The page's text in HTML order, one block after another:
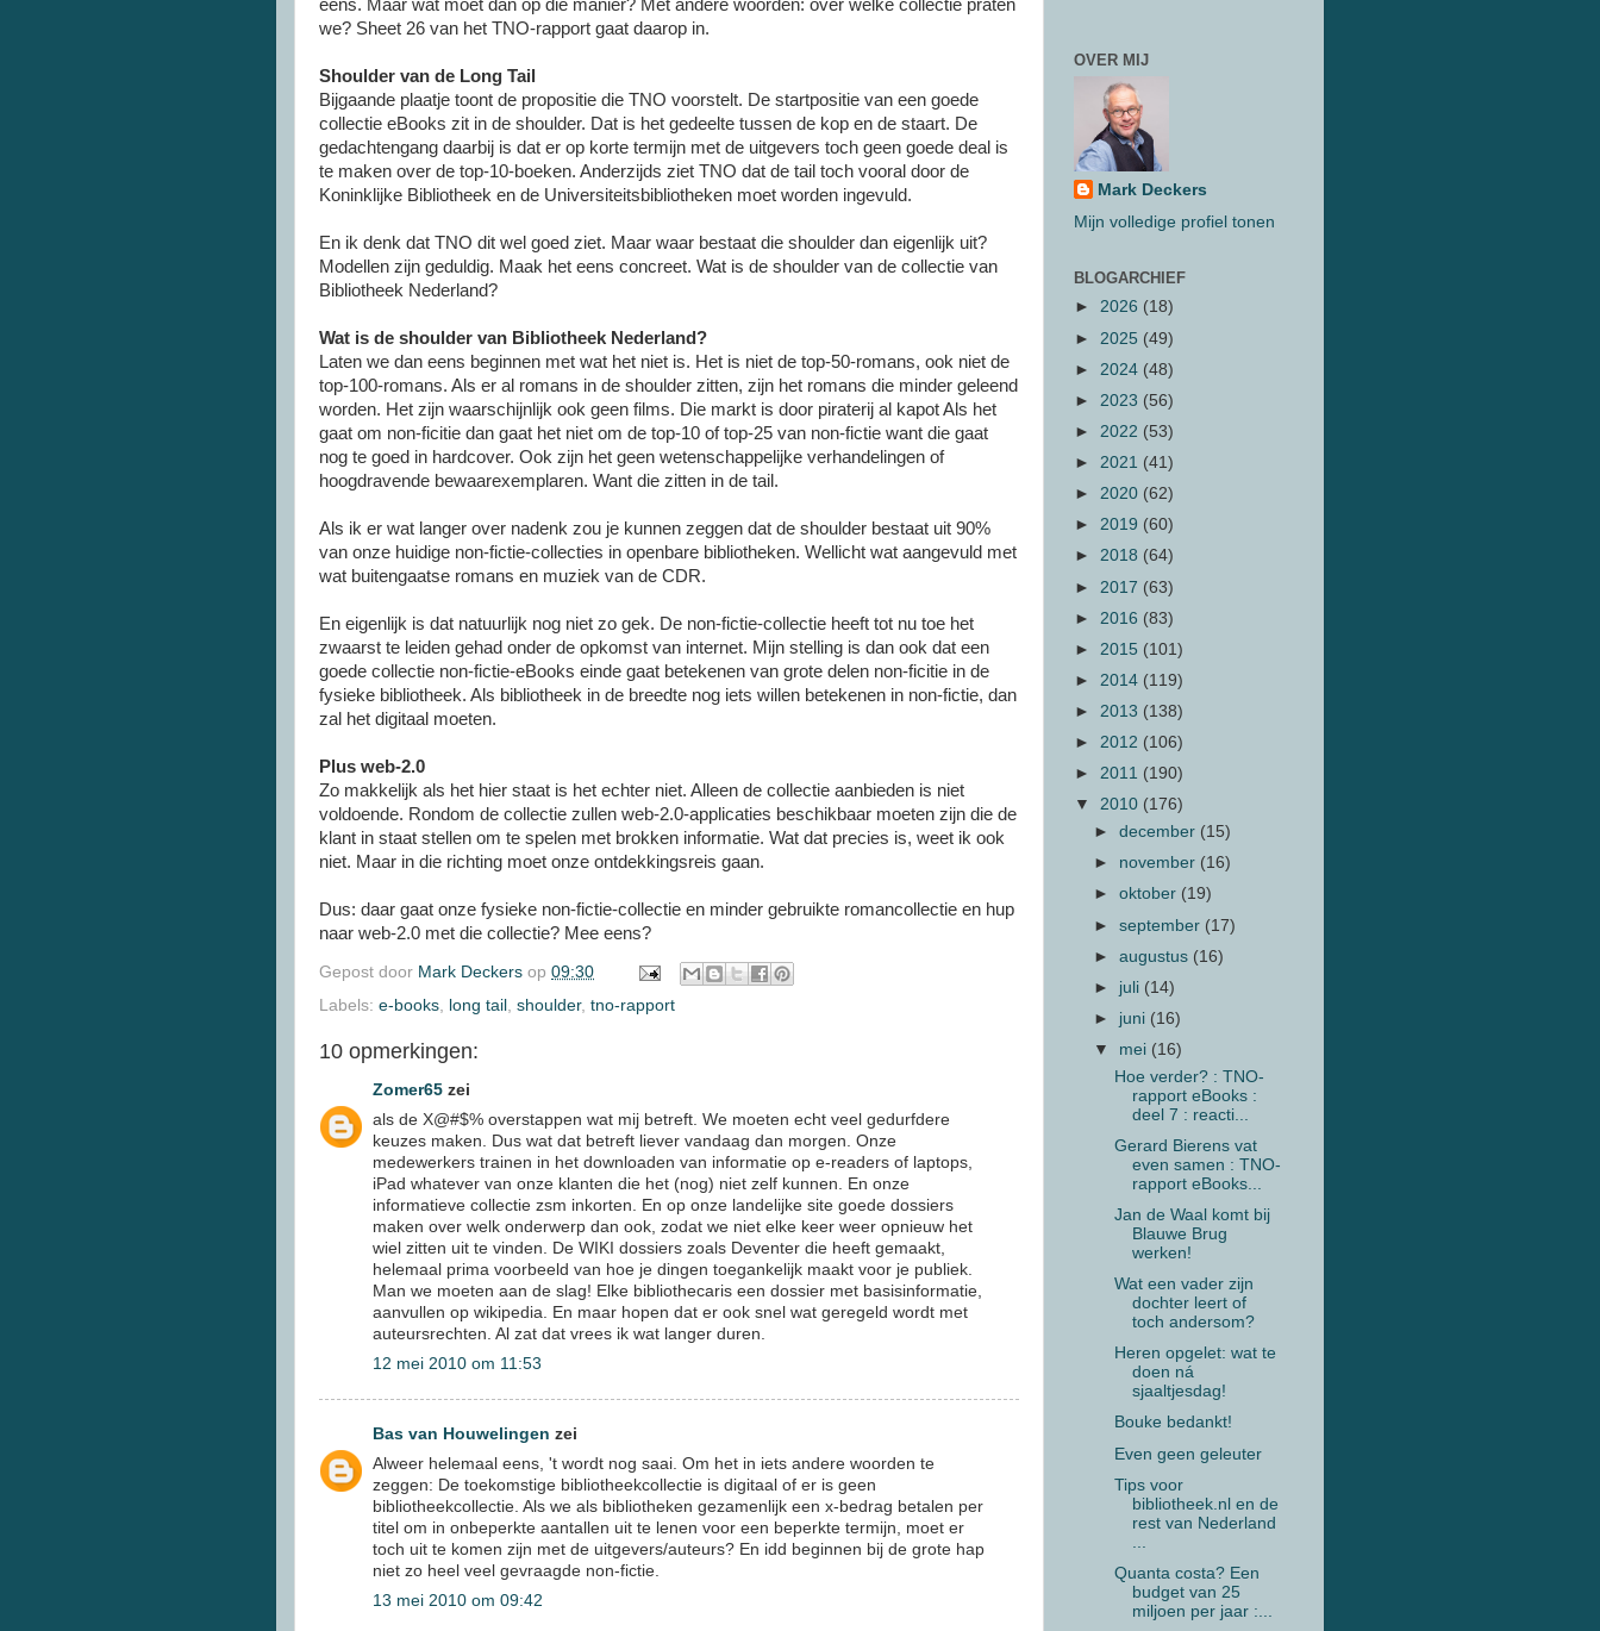
eens. Maar wát moet dan op die manier? Met andere woorden: over welke collectie praten
we? Sheet 26 van het TNO-rapport gaat daarop in.
Shoulder van de Long Tail
Bijgaande plaatje toont de propositie die TNO voorstelt. De startpositie van een goede
collectie eBooks zit in de shoulder. Dat is het gedeelte tussen de kop en de staart. De
gedachtengang daarbij is dat er op korte termijn met de uitgevers toch geen goede deal is
te maken over de top-10-boeken. Anderzijds ziet TNO dat de tail toch vooral door de
Koninklijke Bibliotheek en de Universiteitsbibliotheken moet worden ingevuld.
En ik denk dat TNO dit wel goed ziet. Maar waar bestaat die shoulder dan eigenlijk uit?
Modellen zijn geduldig. Maak het eens concreet. Wat is de shoulder van de collectie van
Bibliotheek Nederland?
Wat is de shoulder van Bibliotheek Nederland?
Laten we dan eens beginnen met wat het niet is. Het is niet de top-50-romans, ook niet de
top-100-romans. Als er al romans in de shoulder zitten, zijn het romans die minder geleend
worden. Het zijn waarschijnlijk ook geen films. Die markt is door piraterij al kapot Als het
gaat om non-ficitie dan gaat het niet om de top-10 of top-25 van non-fictie want die gaat
nog te goed in hardcover. Ook zijn het geen wetenschappelijke verhandelingen of
hoogdravende bewaarexemplaren. Want die zitten in de tail.
Als ik er wat langer over nadenk zou je kunnen zeggen dat de shoulder bestaat uit 90%
van onze huidige non-fictie-collecties in openbare bibliotheken. Wellicht wat aangevuld met
wat buitengaatse romans en muziek van de CDR.
En eigenlijk is dat natuurlijk nog niet zo gek. De non-fictie-collectie heeft tot nu toe het
zwaarst te leiden gehad onder de opkomst van internet. Mijn stelling is dan ook dat een
goede collectie non-fictie-eBooks einde gaat betekenen van grote delen non-ficitie in de
fysieke bibliotheek. Als bibliotheek in de breedte nog iets willen betekenen in non-fictie, dan
zal het digitaal moeten.
Plus web-2.0
Zo makkelijk als het hier staat is het echter niet. Alleen de collectie aanbieden is niet
voldoende. Rondom de collectie zullen web-2.0-applicaties beschikbaar moeten zijn die de
klant in staat stellen om te spelen met brokken informatie. Wat dat precies is, weet ik ook
niet. Maar in die richting moet onze ontdekkingsreis gaan.
Dus: daar gaat onze fysieke non-fictie-collectie en minder gebruikte romancollectie en hup
naar web-2.0 met die collectie? Mee eens?
Gepost door Mark Deckers op 09:30
Labels: e-books long tail shoulder, tno-rapport
10 opmerkingen:
Zomer65 zei
als de X@#$% overstappen wat mij betreft. We moeten echt veel gedurfdere
keuzes maken. Dus wat dat betreft liever vandaag dan morgen. Onze
medewerkers trainen in het downloaden van informatie op e-readers of laptops,
iPad whatever van onze klanten die het (nog) niet zelf kunnen. En onze
informatieve collectie zsm inkorten. En op onze landelijke site goede dossiers
maken over welk onderwerp dan ook, zodat we niet elke keer weer opnieuw het
wiel zitten uit te vinden. De WIKI dossiers zoals Deventer die heeft gemaakt,
helemaal prima voorbeeld van hoe je dingen toegankelijk maakt voor je publiek.
Man we moeten aan de slag! Elke bibliothecaris een dossier met basisinformatie,
aanvullen op wikipedia. En maar hopen dat er ook snel wat geregeld wordt met
auteursrechten. Al zat dat vrees ik wat langer duren.
12 mei 2010 om 11:53
Bas van Houwelingen zei
Alweer helemaal eens, 't wordt nog saai. Om het in iets andere woorden te
zeggen: De toekomstige bibliotheekcollectie is digitaal of er is geen
bibliotheekcollectie. Als we als bibliotheken gezamenlijk een x-bedrag betalen per
titel om in onbeperkte aantallen uit te lenen voor een beperkte termijn, moet er
toch uit te komen zijn met de uitgevers/auteurs? En idd beginnen bij de grote hap
niet zo heel veel gevraagde non-fictie.
13 mei 2010 om 09:42
OVER MIJ
Mark Deckers
Mijn volledige profiel tonen
BLOGARCHIEF
► 2026 (18)
► 2025 (49)
► 2024 (48)
► 2023 (56)
► 2022 (53)
► 2021 (41)
► 2020 (62)
► 2019 (60)
► 2018 (64)
► 2017 (63)
► 2016 (83)
► 2015 (101)
► 2014 (119)
► 2013 (138)
► 2012 (106)
► 2011 (190)
▼ 2010 (176)
►december (15)
► november (16)
►oktober (19)
►september (17)
►augustus (16)
► juli (14)
► juni (16)
▼ mei (16)
Hoe verder? : TNO-
rapport eBooks :
deel 7 : reacti...
Gerard Bierens vat
even samen : TNO-
rapport eBooks...
Jan de Waal komt bij
Blauwe Brug
werken!
Wat een vader zijn
dochter leert of
toch andersom?
Heren opgelet: wat te
doen ná
sjaaltjesdag!
Bouke bedankt!
Even geen geleuter
Tips voor
bibliotheek.nl en de
rest van Nederland
Quanta costa? Een
budget van 25
miljoen per jaar :...